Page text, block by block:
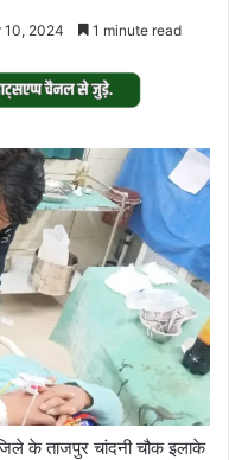
10, 2024 1 minute read
के ताजपुर चांदनी चौक इलाके